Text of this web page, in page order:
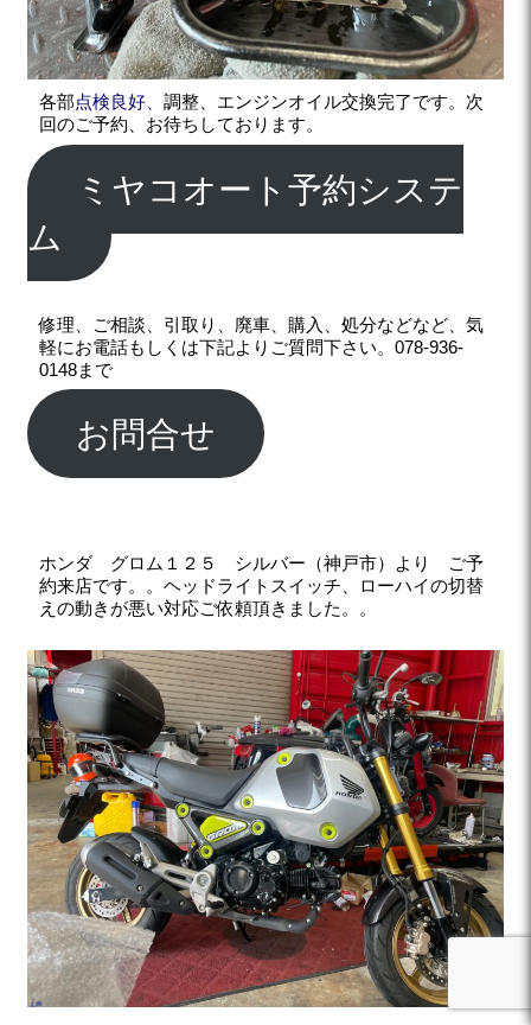
各部点検良好、調整、エンジンオイル交換完了です。次
回のご予約、お待ちしております。
ミヤコオート予約システ
ム
修理、ご相談、引取り、廃車、購入、処分などなど、気
軽にお電話もしくは下記よりご質問下さい。078-936-
0148まで
お問合せ
ホンダ グロム１２５ シルバー（神戸市）より ご予
約来店です。。ヘッドライトスイッチ、ローハイの切替
えの動きが悪い対応ご依頼頂きました。。